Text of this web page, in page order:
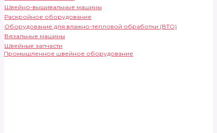
Швейно-вышивальные машины
Раскройное оборудование
Оборудование для влажно-тепловой обработки (ВТО)
Вязальные машины
Швейные запчасти
Промышленное швейное оборудование